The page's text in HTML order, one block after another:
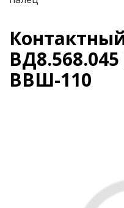
ВВШ-110